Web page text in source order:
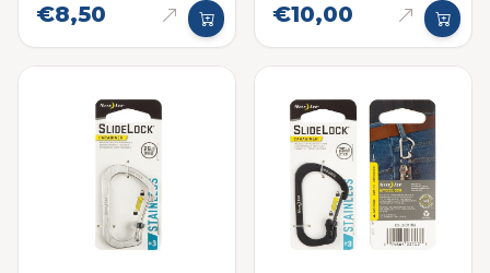
€8,50 €10,00